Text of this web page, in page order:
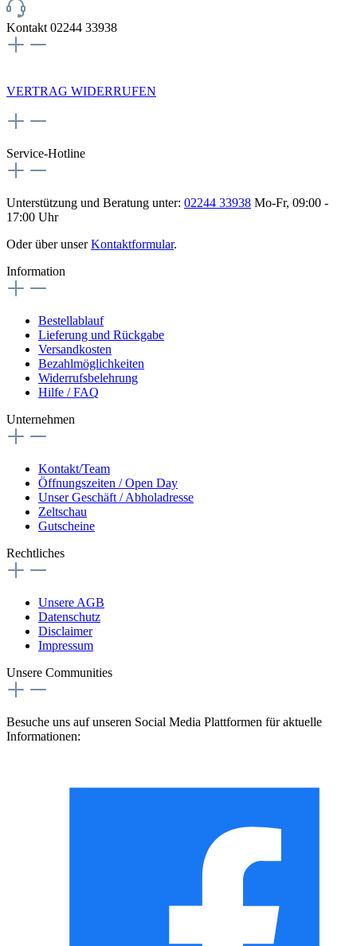
Kontakt 02244 33938
VERTRAG WIDERRUFEN
Service-Hotline
Unterstützung und Beratung unter: 02244 33938 Mo-Fr, 09:00 -
17:00 Uhr
Oder über unserKontaktformular.
Information
Bestellablauf
Lieferung und Rückgabe
Versandkosten
Bezahlmöglichkeiten
Widerrufsbelehrung
Hilfe / FAQ
Unternehmen
Kontakt/Team
Öffnungszeiten / Open Day
Unser Geschäft / Abholadresse
Zeltschau
Gutscheine
Rechtliches
Unsere AGB
Datenschutz
Disclaimer
Impressum
Unsere Communities
Besuche uns auf unseren Social Media Plattformen für aktuelle
Informationen: